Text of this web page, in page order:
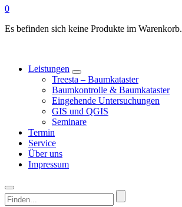
0
Es befinden sich keine Produkte im Warenkorb.
Leistungen
Treesta – Baumkataster
Baumkontrolle & Baumkataster
Eingehende Untersuchungen
GIS und QGIS
Seminare
Termin
Service
Über uns
Impressum
Finden...